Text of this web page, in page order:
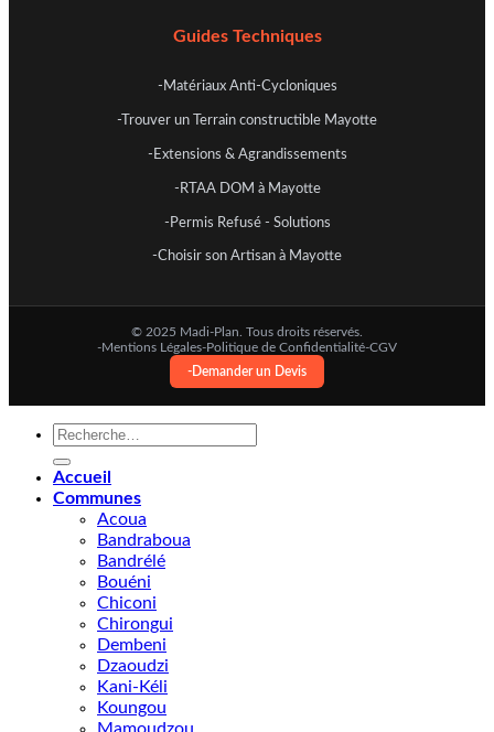
Guides Techniques
-Matériaux Anti-Cycloniques
-Trouver un Terrain constructible Mayotte
-Extensions & Agrandissements
-RTAA DOM à Mayotte
-Permis Refusé - Solutions
-Choisir son Artisan à Mayotte
© 2025 Madi-Plan. Tous droits réservés.
-Mentions Légales-Politique de Confidentialité-CGV
-Demander un Devis
Recherche
Accueil
Communes
Acoua
Bandraboua
Bandrélé
Bouéni
Chiconi
Chirongui
Dembeni
Dzaoudzi
Kani-Kéli
Koungou